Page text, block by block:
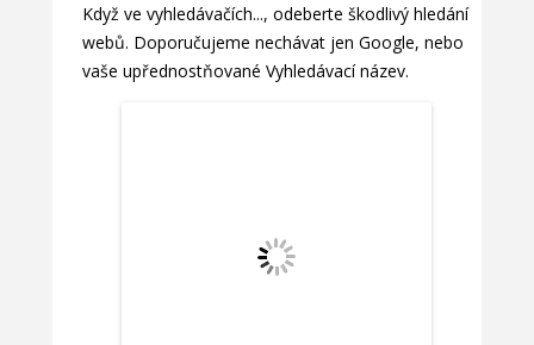
Když ve vyhledávačích..., odeberte škodlivý hledání
webů. Doporučujeme nechávat jen Google, nebo
vaše upřednostňované Vyhledávací název.